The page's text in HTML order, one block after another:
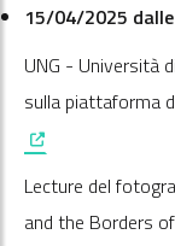
15/04/2025
UNG - Università
sulla piattaforma
Lecture del
and the Borders